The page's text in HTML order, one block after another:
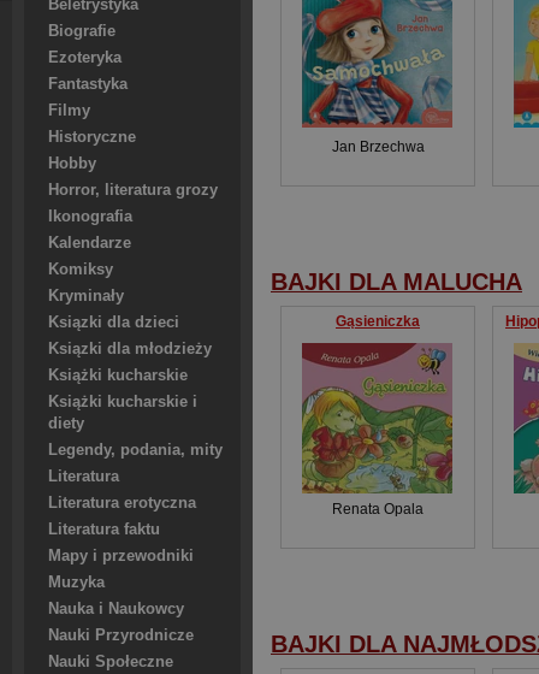
Beletrystyka
Biografie
Ezoteryka
Fantastyka
Filmy
Historyczne
Hobby
Horror, literatura grozy
Ikonografia
Kalendarze
Komiksy
Kryminały
Ksiązki dla dzieci
Ksiązki dla młodzieży
Książki kucharskie
Książki kucharskie i
diety
Legendy, podania, mity
Literatura
Literatura erotyczna
Literatura faktu
Mapy i przewodniki
Muzyka
Nauka i Naukowcy
Nauki Przyrodnicze
Nauki Społeczne
Jan Brzechwa
BAJKI DLA MALUCHA
Gąsieniczka
Renata Opala
BAJKI DLA